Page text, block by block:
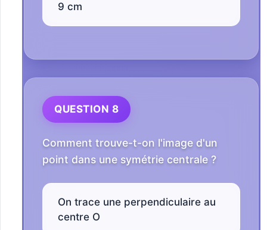
9 cm
QUESTION 8
Comment trouve-t-on l'image d'un
point dans une symétrie centrale ?
On trace une perpendiculaire au
centre O